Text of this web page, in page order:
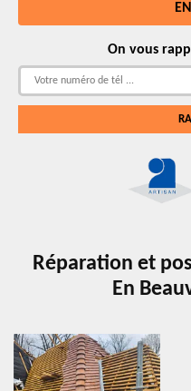
On vous
Réparation et
En